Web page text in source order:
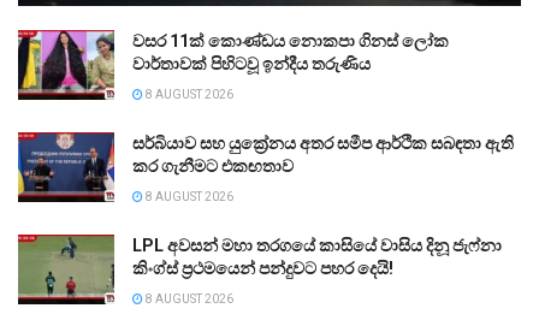
වසර 11ක් කොණ්ඩය නොකපා ගිනස් ලෝක
වාර්තාවක් පිහිටවූ ඉන්දීය තරුණිය
8 AUGUST 2026
සර්බියාව සහ යුක්‍රේනය අතර සමීප ආර්ථික සබඳතා ඇති
කර ගැනීමට එකඟතාව
8 AUGUST 2026
LPL අවසන් මහා තරගයේ කාසියේ වාසිය දිනූ ජැෆ්නා
කිංග්ස් ප්‍රථමයෙන් පන්දුවට පහර දෙයි!
8 AUGUST 2026